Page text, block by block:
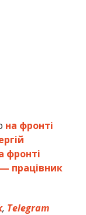
на фронті
фронті
працівник
, Telegram